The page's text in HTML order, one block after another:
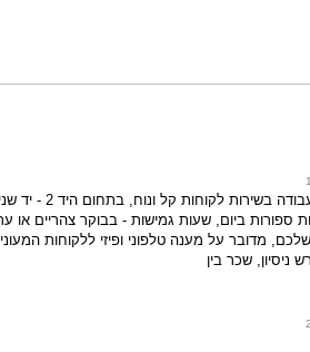
דרושים דרושות לעבודה
ספורות ביום, שעות גמישות - בבוקר צהריים או
מדובר על מענה טלפוני ופיזי ללקוחות